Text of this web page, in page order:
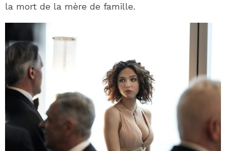
la mort de la mère de famille.